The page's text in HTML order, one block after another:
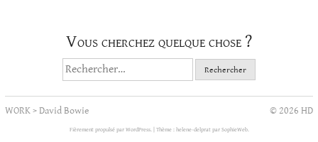
Vous cherchez quelque chose ?
Rechercher :
WORK>David Bowie © 2026 HD
Fièrement propulsé par WordPress. Thème : helene-delprat par SophieWeb.